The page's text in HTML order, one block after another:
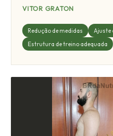
VITOR GRATON
Redução de medidas
Ajuste
Estrutura de treino adequada